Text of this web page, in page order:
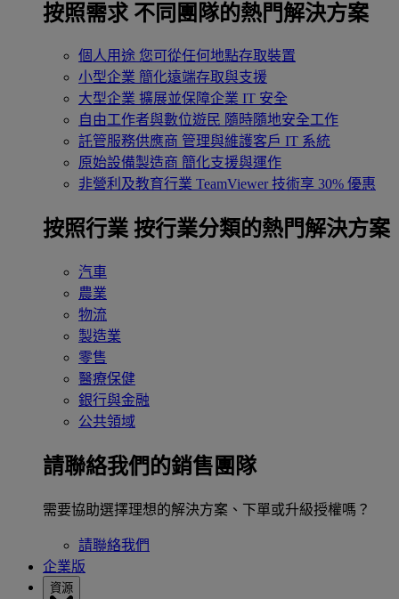
按照需求 不同團隊的熱門解決方案
個人用途 您可從任何地點存取裝置
小型企業 簡化遠端存取與支援
大型企業 擴展並保障企業 IT 安全
自由工作者與數位遊民 隨時隨地安全工作
託管服務供應商 管理與維護客戶 IT 系統
原始設備製造商 簡化支援與運作
非營利及教育行業 TeamViewer 技術享 30% 優惠
按照行業 按行業分類的熱門解決方案
汽車
農業
物流
製造業
零售
醫療保健
銀行與金融
公共領域
請聯絡我們的銷售團隊
需要協助選擇理想的解決方案、下單或升級授權嗎？
請聯絡我們
企業版
資源